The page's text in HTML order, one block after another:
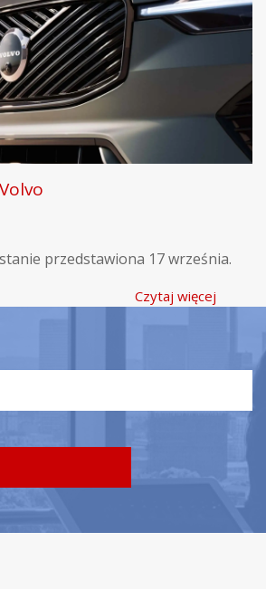
przedstawiona 17 września.
Czytaj więcej